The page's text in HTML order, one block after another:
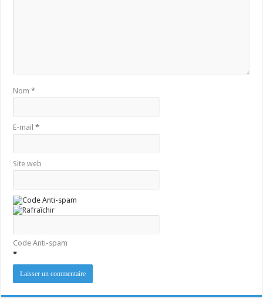
Nom*
E-mail*
Site web
Code Anti-spam
*